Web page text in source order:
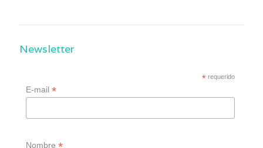
Newsletter
* requerido
E-mail*
Nombre